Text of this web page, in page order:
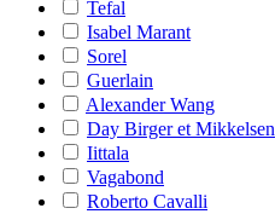
Tefal
Isabel Marant
Sorel
Guerlain
Alexander Wang
Day Birger et Mikkelsen
Iittala
Vagabond
Roberto Cavalli